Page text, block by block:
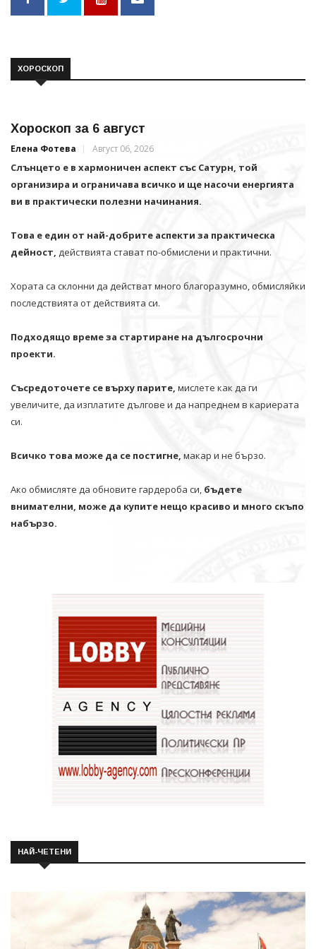
ХОРОСКОП
Хороскоп за 6 август
Елена Фотева Август 06, 2026
Слънцето е в хармоничен аспект със Сатурн, той
организира и ограничава всичко и щe насочи енергията
ви в практически полезни начинания.
Това е един от най-добрите аспекти за практическа
дейност, действията стават по-обмислени и практични.
Хората са склонни да действат много благоразумно, обмисляйки
последствията от действията си.
Подходящо време за стартиране на дългосрочни
проекти.
Съсредоточете се върху парите, мислете как да ги
увеличите, да изплатите дългове и да напреднем в кариерата
си.
Всичко това може да се постигне, макар и не бързо.
Ако обмисляте да обновите гардероба си, бъдете
внимателни, може да купите нещо красиво и много скъпо
набързо.
НАЙ-ЧЕТЕНИ